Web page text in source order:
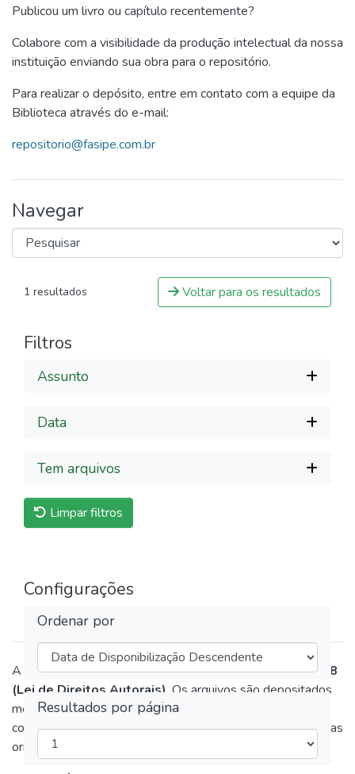
Publicou um livro ou capítulo recentemente?
Colabore com a visibilidade da produção intelectual da nossa
instituição enviando sua obra para o repositório.
Para realizar o depósito, entre em contato com a equipe da
Biblioteca através do e-mail:
repositorio@fasipe.com.br
Navegar
1 resultados Voltar para os resultados
Filtros
Assunto
Data
Tem arquivos
Limpar filtros
Configurações
Ordenar por
Resultados por página
A disponibilização destas obras respeita aLei nº 9.610/98
(Lei de Direitos Autorais) . Os arquivos são depositados
mediante autorização expressa dos autores ou em
conformidade com as políticas de arquivamento das editoras
originais.